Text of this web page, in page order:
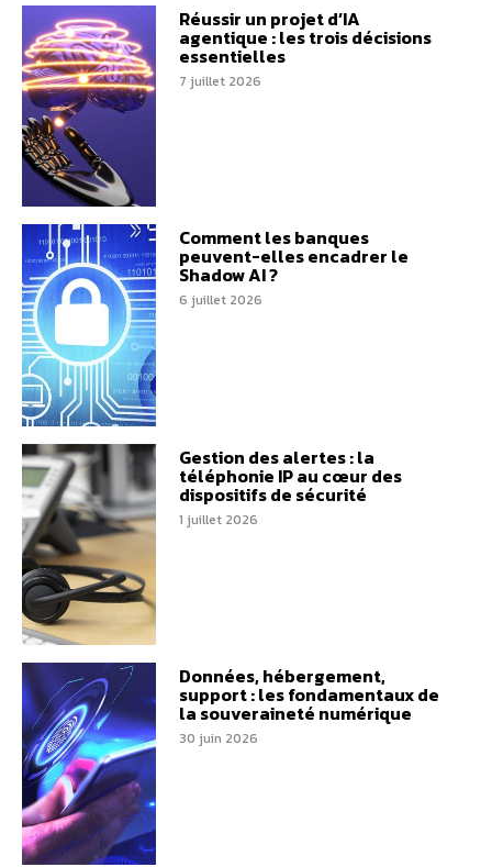
Réussir un projet d’IA
agentique : les trois décisions
essentielles
7 juillet 2026
Comment les banques
peuvent-elles encadrer le
Shadow AI ?
6 juillet 2026
Gestion des alertes : la
téléphonie IP au cœur des
dispositifs de sécurité
1 juillet 2026
Données, hébergement,
support : les fondamentaux de
la souveraineté numérique
30 juin 2026